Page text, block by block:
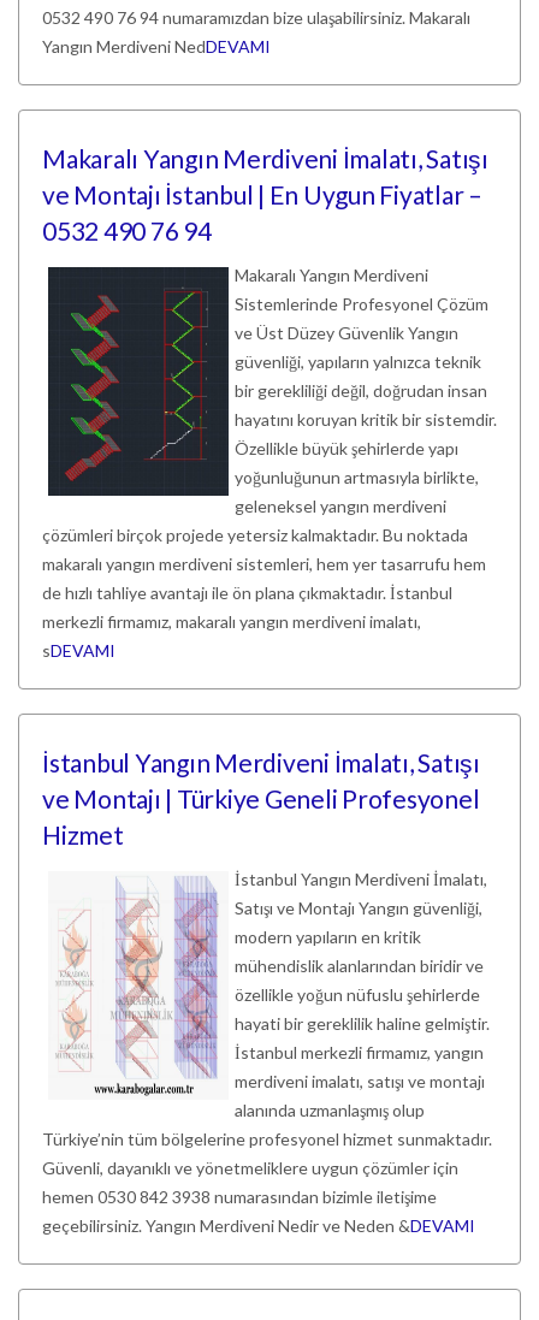
0532 490 76 94 numaramızdan bize ulaşabilirsiniz. Makaralı
Yangın Merdiveni NedDEVAMI
Makaralı Yangın Merdiveni İmalatı, Satışı
ve Montajı İstanbul | En Uygun Fiyatlar –
0532 490 76 94
Makaralı Yangın Merdiveni
Sistemlerinde Profesyonel Çözüm
ve Üst Düzey Güvenlik Yangın
güvenliği, yapıların yalnızca teknik
bir gerekliliği değil, doğrudan insan
hayatını koruyan kritik bir sistemdir.
Özellikle büyük şehirlerde yapı
yoğunluğunun artmasıyla birlikte,
geleneksel yangın merdiveni
çözümleri birçok projede yetersiz kalmaktadır. Bu noktada
makaralı yangın merdiveni sistemleri, hem yer tasarrufu hem
de hızlı tahliye avantajı ile ön plana çıkmaktadır. İstanbul
merkezli firmamız, makaralı yangın merdiveni imalatı,
sDEVAMI
İstanbul Yangın Merdiveni İmalatı, Satışı
ve Montajı | Türkiye Geneli Profesyonel
Hizmet
İstanbul Yangın Merdiveni İmalatı,
Satışı ve Montajı Yangın güvenliği,
modern yapıların en kritik
mühendislik alanlarından biridir ve
özellikle yoğun nüfuslu şehirlerde
hayati bir gereklilik haline gelmiştir.
İstanbul merkezli firmamız, yangın
merdiveni imalatı, satışı ve montajı
alanında uzmanlaşmış olup
Türkiye’nin tüm bölgelerine profesyonel hizmet sunmaktadır.
Güvenli, dayanıklı ve yönetmeliklere uygun çözümler için
hemen 0530 842 3938 numarasından bizimle iletişime
geçebilirsiniz. Yangın Merdiveni Nedir ve Neden &DEVAMI